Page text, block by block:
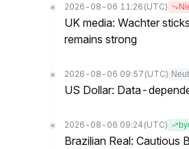
2026-08-06 11:26 (UTC)
UK media: Wachter
remains strong
2026-08-06 09:57 (UTC)
US Dollar: Data-
2026-08-06 09:24 (UTC)
Brazilian Real: Cautious